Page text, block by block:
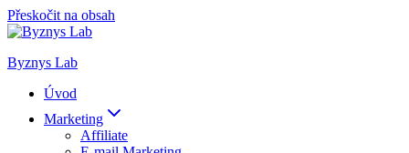
Přeskočit na obsah
Byznys Lab
Úvod
Marketing
Affiliate